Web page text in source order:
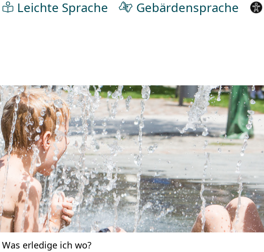
Leichte Sprache Gebärdensprache
Was erledige ich wo?